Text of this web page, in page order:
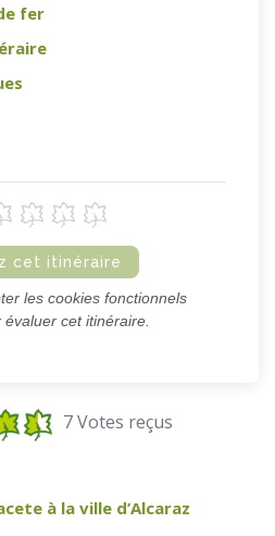
fer
cet itinéraire
les cookies fonctionnels
cet itinéraire.
7 Votes reçus
à la ville d’Alcaraz